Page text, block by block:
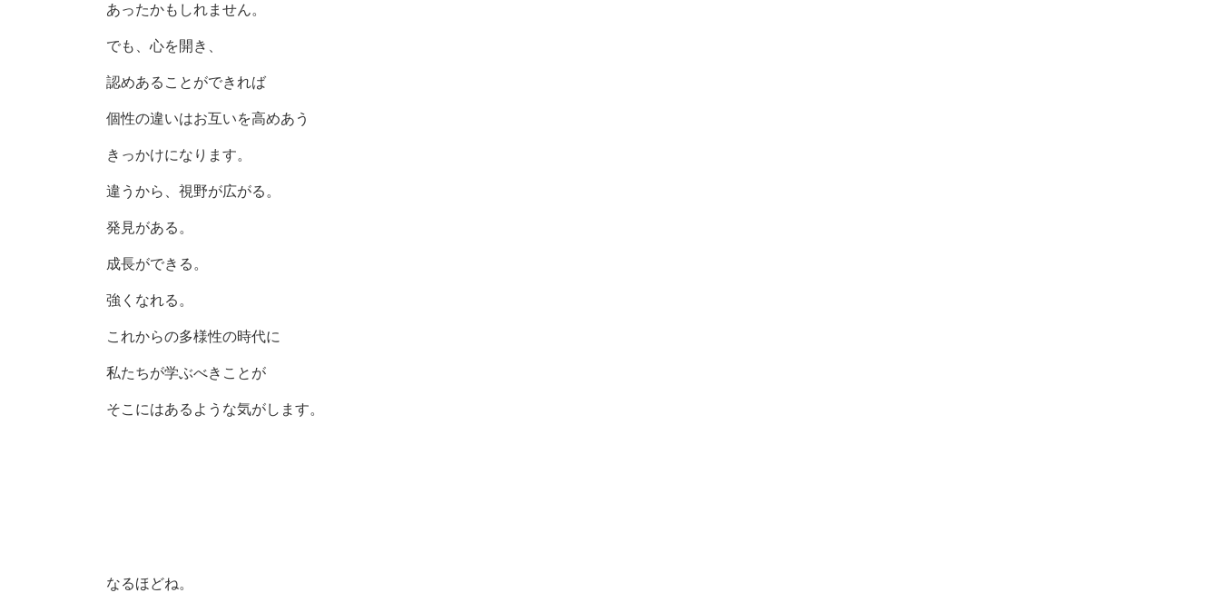
あったかもしれません。
でも、心を開き、
認めあることができれば
個性の違いはお互いを高めあう
きっかけになります。
違うから、視野が広がる。
発見がある。
成長ができる。
強くなれる。
これからの多様性の時代に
私たちが学ぶべきことが
そこにはあるような気がします。
なるほどね。